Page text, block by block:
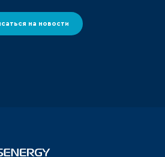
на новости